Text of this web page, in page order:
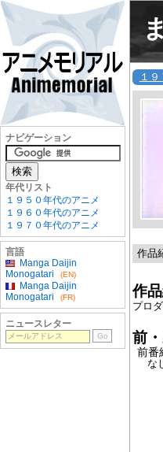
１
作品
作
プロ
前
前番
な
ナビゲーション
年代リスト
１９５０年代のアニメ
１９６０年代のアニメ
１９７０年代のアニメ
言語
Manga Daijin
Monogatari
(EN)
Manga Daijin
Monogatari
(FR)
ニュースレター